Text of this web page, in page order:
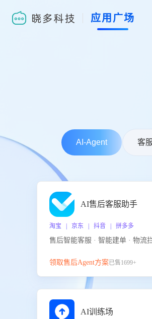
应用广场
AI-Agent 客
AI售后客服助手
淘宝 | 京东 | 抖音 | 拼多多
领取售后Agent方案已售1699+
AI训练场